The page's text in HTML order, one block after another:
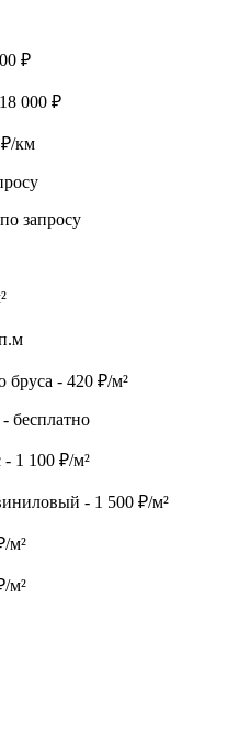
₽
000 ₽
км
запросу
бруса - 420 ₽/м²
бесплатно
- 1 100 ₽/м²
- 1 500 ₽/м²
м²
м²